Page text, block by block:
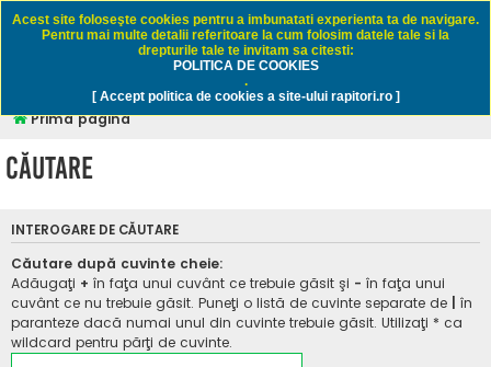
Rapitori.ro - Pescuit sportiv
Prima pagină
Căutare
INTEROGARE DE CĂUTARE
Căutare după cuvinte cheie:
Adăugaţi + în faţa unui cuvânt ce trebuie găsit şi - în faţa unui
cuvânt ce nu trebuie găsit. Puneţi o listă de cuvinte separate de
în
paranteze dacă numai unul din cuvinte trebuie găsit. Utilizaţi * ca
wildcard pentru părţi de cuvinte.
Acest site foloseşte cookies pentru a imbunatati experienta ta de navigare.
Pentru mai multe detalii referitoare la cum folosim datele tale si la
drepturile tale te invitam sa citesti:
POLITICA DE COOKIES
.
[ Accept politica de cookies a site-ului rapitori.ro ]